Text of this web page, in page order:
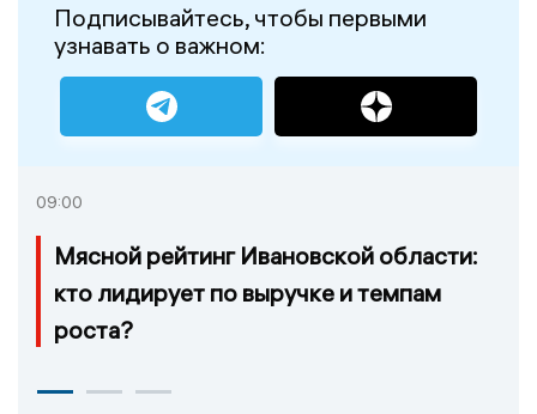
Подписывайтесь, чтобы первыми
узнавать о важном:
09:00
Мясной рейтинг Ивановской области:
кто лидирует по выручке и темпам
роста?